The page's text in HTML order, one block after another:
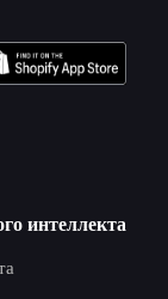
интеллекта